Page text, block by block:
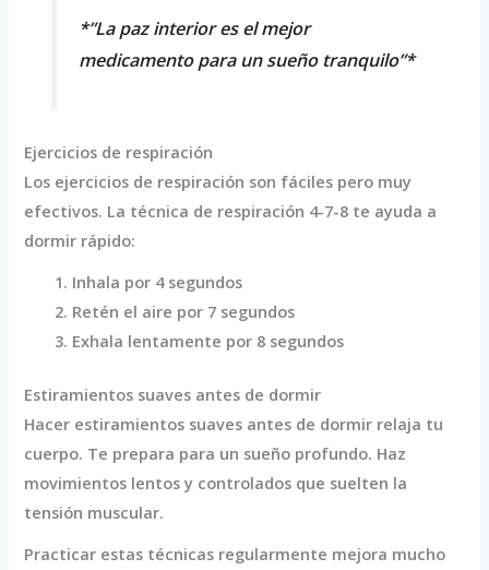
*”La paz interior es el mejor
medicamento para un sueño tranquilo”*
Ejercicios de respiración
Los ejercicios de respiración son fáciles pero muy
efectivos. La técnica de respiración 4-7-8 te ayuda a
dormir rápido:
Inhala por 4 segundos
Retén el aire por 7 segundos
Exhala lentamente por 8 segundos
Estiramientos suaves antes de dormir
Hacer estiramientos suaves antes de dormir relaja tu
cuerpo. Te prepara para un sueño profundo. Haz
movimientos lentos y controlados que suelten la
tensión muscular.
Practicar estas técnicas regularmente mejora mucho